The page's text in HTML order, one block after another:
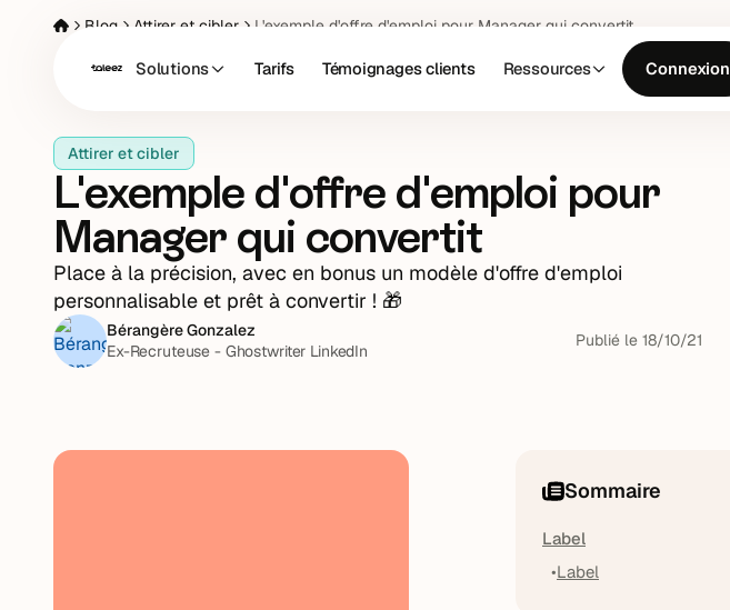
Solutions Tarifs Témoignages clients Ressources Connexion
Blog Attirer et cibler L'exemple d'offre d'emploi pour Manager qui convertit
Attirer et cibler
L'exemple d'offre d'emploi pour
Manager qui convertit
Place à la précision, avec en bonus un modèle d'offre d'emploi
personnalisable et prêt à convertir ! 🎁
Bérangère Gonzalez
Ex-Recruteuse - Ghostwriter LinkedIn
Publié le 18/10/21
Sommaire
Label
Label